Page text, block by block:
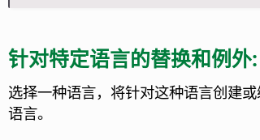
针对特定语言的替换和例外:
选择一种语言，将针对这种语言创建或
语言。